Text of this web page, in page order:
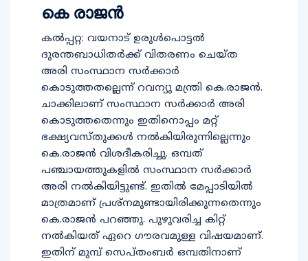
കെ രാജന്‍
കല്‍പ്പറ്റ: വയനാട് ഉരുള്‍പൊട്ടല്‍
ദുരന്തബാധിതര്‍ക്ക് വിതരണം ചെയ്ത
അരി സംസ്ഥാന സര്‍ക്കാര്‍
കൊടുത്തതല്ലെന്ന് റവന്യു മന്ത്രി കെ.രാജന്‍.
ചാക്കിലാണ് സംസ്ഥാന സര്‍ക്കാര്‍ അരി
കൊടുത്തതെന്നും ഇതിനൊപ്പം മറ്റ്
ഭക്ഷ്യവസ്തുക്കള്‍ നല്‍കിയിരുന്നില്ലെന്നും
കെ.രാജന്‍ വിശദീകരിച്ചു. ഒമ്പത്
പഞ്ചായത്തുകളില്‍ സംസ്ഥാന സര്‍ക്കാര്‍
അരി നല്‍കിയിട്ടുണ്ട്. ഇതില്‍ മേപ്പാടിയില്‍
മാത്രമാണ് പ്രശ്‌നമുണ്ടായിരിക്കുന്നതെന്നും
കെ.രാജന്‍ പറഞ്ഞു. പുഴുവരിച്ച കിറ്റ്
നല്‍കിയത് ഏറെ ഗൗരവമുള്ള വിഷയമാണ്.
ഇതിന് മുമ്പ് സെപ്തംബര്‍ ഒമ്പതിനാണ്